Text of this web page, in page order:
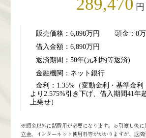
289,470 円
販売価格：6,898万円
頭金：8
借入金額：6,890万円
返済期間：50年(元利均等返済)
金融機関：ネット銀行
金利：1.35%（変動金利・基準金利
より2.575%引き下げ、借入期間41年
上乗せ）
※頭金以外に諸費用が必要になります。お引渡し後に
立金、インターネット使用料等がかかりますが、返済